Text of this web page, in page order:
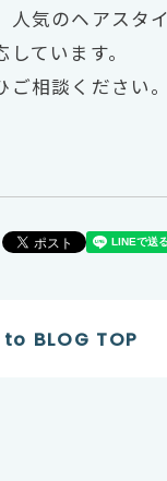
人気のヘアスタ
ています。
相談ください。
BLOG TOP